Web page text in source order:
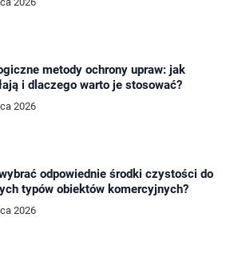
metody ochrony upraw: jak
i dlaczego warto je stosować?
2026
odpowiednie środki czystości do
typów obiektów komercyjnych?
2026